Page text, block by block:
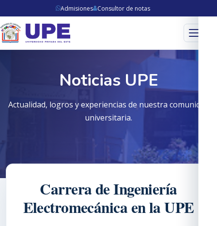
Admisiones Consultor de notas
Menú
Noticias UPE
Actualidad, logros y experiencias de nuestra comunidad
universitaria.
Carrera de Ingeniería
Electromecánica en la UPE